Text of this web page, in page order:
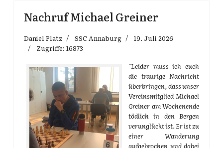
Nachruf Michael Greiner
Daniel Platz SSC Annaburg
19. Juli 2026
Zugriffe: 16873
"Leider muss ich euch
die traurige Nachricht
überbringen, dass unser
Vereinsmitglied Michael
Greiner am Wochenende
tödlich in den Bergen
verunglückt ist. Er ist zu
einer Wanderung
aufgebrochen und dabei